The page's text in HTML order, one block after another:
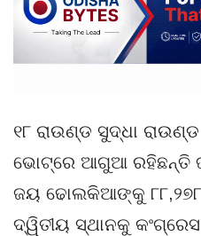
୧୮ ରାଉଣ୍ଡ ସୁଦ୍ଧା ରାଉଣ୍ଡ
ଭୋଟ୍‌ରେ ଆଗୁଆ ରହିଛନ୍ତି
ଜୟ ଢୋଲକିଆଙ୍କୁ
ଦ୍ୱିତୀୟ ସ୍ଥାନକୁ କଂଗ୍ରେସ